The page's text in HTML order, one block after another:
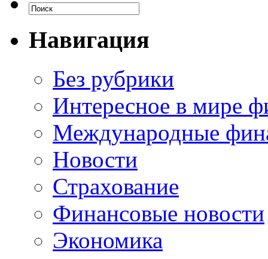
Навигация
Без рубрики
Интересное в мире
Международные
Новости
Страхование
Финансовые новости
Экономика